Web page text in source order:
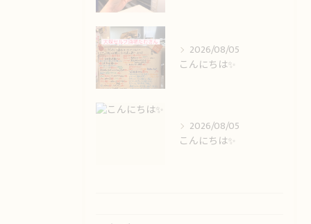
2026/08/05
こんにちは✨️
2026/08/05
こんにちは✨️